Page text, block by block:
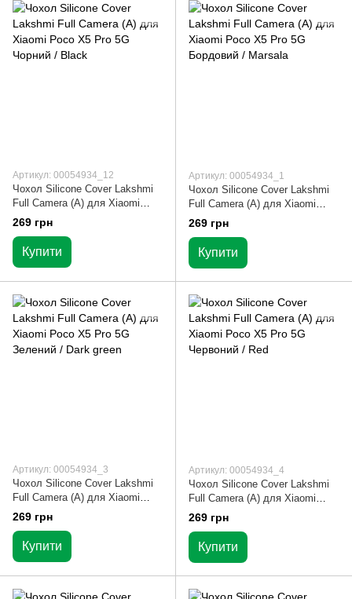
Артикул: 00054934_12
Чохол Silicone Cover Lakshmi
Full Camera (A) для Xiaomi
Poco X5 Pro 5G Чорний / Black
269 грн
Купити
Артикул: 00054934_1
Чохол Silicone Cover Lakshmi
Full Camera (A) для Xiaomi
Poco X5 Pro 5G Бордовий /
Marsala
269 грн
Купити
Артикул: 00054934_3
Чохол Silicone Cover Lakshmi
Full Camera (A) для Xiaomi
Poco X5 Pro 5G Зелений / Dark
269 грн
Купити
Артикул: 00054934_4
Чохол Silicone Cover Lakshmi
Full Camera (A) для Xiaomi
Poco X5 Pro 5G Червоний / Red
269 грн
Купити